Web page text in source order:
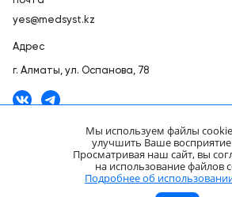
yes@medsyst.kz
Адрес
г. Алматы, ул. Оспанова, 78
ООО «Медицинские Системы и Технологии» ©
Сайт носит информационный характер и не
Мы используем файлы
улучшить Ваше восприятие
Просматривая наш сайт, вы
на использование файлов
Подробнее об